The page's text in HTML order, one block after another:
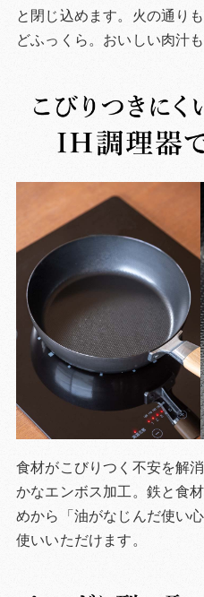
と閉じ込めます。火の通り
どふっくら。おいしい肉汁
食材がこびりつく不安を解
かなエンボス加工。鉄と食
めから「油がなじんだ使い
使いいただけます。